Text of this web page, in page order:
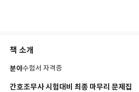
책 소개
분야수험서 자격증
간호조무사 시험대비 최종 마무리 문제집